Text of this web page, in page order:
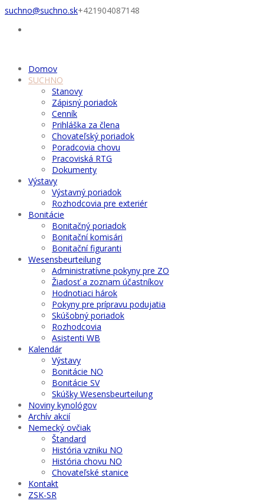
suchno@suchno.sk+421904087148
Domov
SUCHNO
Stanovy
Zápisný poriadok
Cenník
Prihláška za člena
Chovateľský poriadok
Poradcovia chovu
Pracoviská RTG
Dokumenty
Výstavy
Výstavný poriadok
Rozhodcovia pre exteriér
Bonitácie
Bonitačný poriadok
Bonitační komisári
Bonitační figuranti
Wesensbeurteilung
Administratívne pokyny pre ZO
Žiadosť a zoznam účastníkov
Hodnotiaci hárok
Pokyny pre prípravu podujatia
Skúšobný poriadok
Rozhodcovia
Asistenti WB
Kalendár
Výstavy
Bonitácie NO
Bonitácie SV
Skúšky Wesensbeurteilung
Noviny kynológov
Archív akcií
Nemecký ovčiak
Štandard
História vzniku NO
História chovu NO
Chovateľské stanice
Kontakt
ZSK-SR